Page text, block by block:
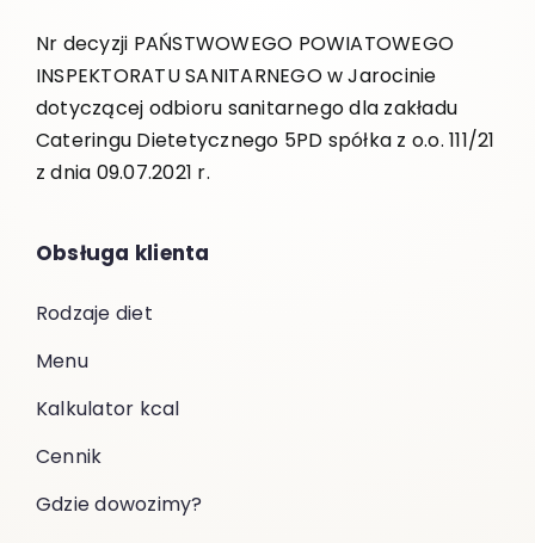
Nr decyzji PAŃSTWOWEGO POWIATOWEGO
INSPEKTORATU SANITARNEGO w Jarocinie
dotyczącej odbioru sanitarnego dla zakładu
Cateringu Dietetycznego 5PD spółka z o.o. 111/21
z dnia 09.07.2021 r.
Obsługa klienta
Rodzaje diet
Menu
Kalkulator kcal
Cennik
Gdzie dowozimy?